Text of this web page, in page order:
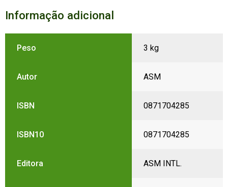
Informação adicional
Peso 3 kg
Autor ASM
ISBN 0871704285
ISBN10 0871704285
Editora ASM INTL.